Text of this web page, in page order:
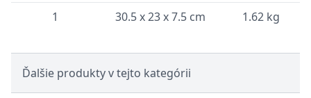
1
30.5 x 23 x 7.5 cm 1.62 kg
Ďalšie produkty v tejto kategórii